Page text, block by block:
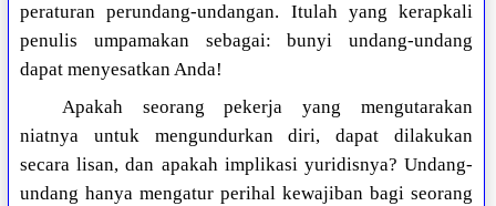
peraturan perundang-undangan. Itulah yang kerapkali
penulis umpamakan sebagai: bunyi undang-undang
dapat menyesatkan Anda!
Apakah seorang pekerja yang mengutarakan
niatnya untuk mengundurkan diri, dapat dilakukan
secara lisan, dan apakah implikasi yuridisnya? Undang-
undang hanya mengatur perihal kewajiban bagi seorang